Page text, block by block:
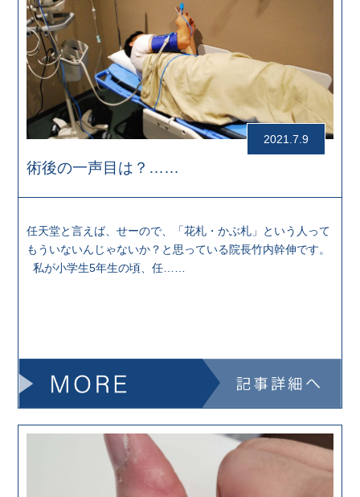
2021.7.9
術後の一声目は？……
任天堂と言えば、せーので、「花札・かぶ札」という人って
もういないんじゃないか？と思っている院長竹内幹伸です。
私が小学生5年生の頃、任……